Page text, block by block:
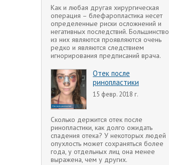
Как и любая другая хирургическая
операция – блефаропластика несет
определенные риски осложнений и
негативных последствий. Большинство
из них являются проявляются очень
редко и являются следствием
игнорирования предписаний врача.
Отек после
ринопластики
15 февр. 2018 г.
Сколько держится отек после
ринопластики, как долго ожидать
спадения отека? У некоторых людей
опухлость может сохраняться более
года, у отдельных лиц она менее
выражена, чем у других.